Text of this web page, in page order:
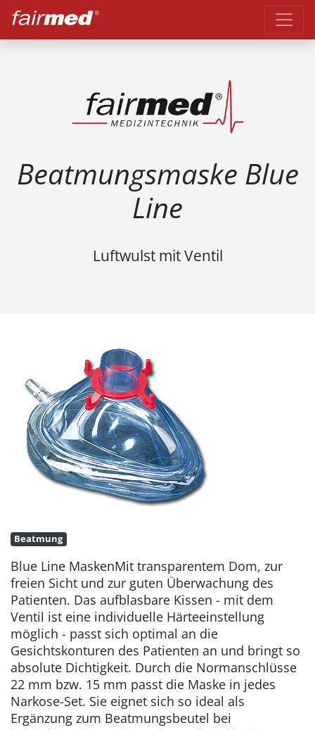
Beatmungsmaske Blue
Line
Luftwulst mit Ventil
Beatmung
Blue Line MaskenMit transparentem Dom, zur
freien Sicht und zur guten Überwachung des
Patienten. Das aufblasbare Kissen - mit dem
Ventil ist eine individuelle Härteeinstellung
möglich - passt sich optimal an die
Gesichtskonturen des Patienten an und bringt so
absolute Dichtigkeit. Durch die Normanschlüsse
22 mm bzw. 15 mm passt die Maske in jedes
Narkose-Set. Sie eignet sich so ideal als
Ergänzung zum Beatmungsbeutel bei